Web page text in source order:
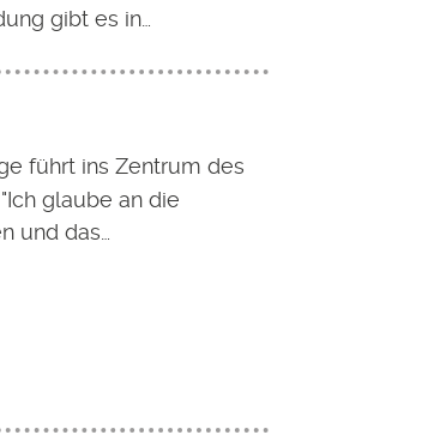
gibt es in…
führt ins Zentrum des
glaube an die
und das…